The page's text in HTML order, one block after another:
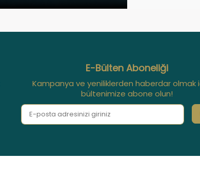
E-Bülten Aboneliği
Kampanya ve yeniliklerden haberdar olmak
bültenimize abone olun!